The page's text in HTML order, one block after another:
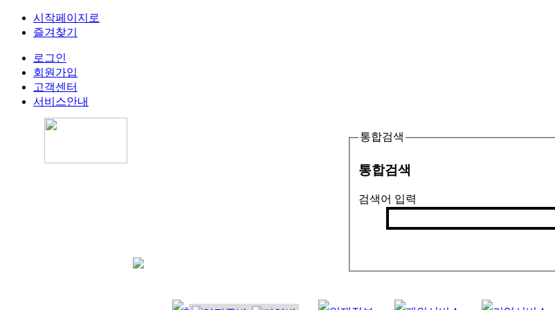
시작페이지로
즐겨찾기
로그인
회원가입
고객센터
서비스안내
통합검색
통합검색
검색어 입력